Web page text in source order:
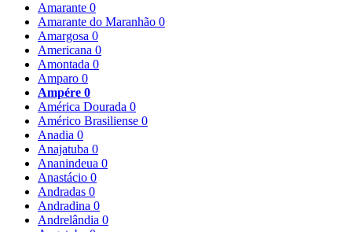
Amarante 0
Amarante do Maranhão 0
Amargosa 0
Americana 0
Amontada 0
Amparo 0
Ampére 0
América Dourada 0
Américo Brasiliense 0
Anadia 0
Anajatuba 0
Ananindeua 0
Anastácio 0
Andradas 0
Andradina 0
Andrelândia 0